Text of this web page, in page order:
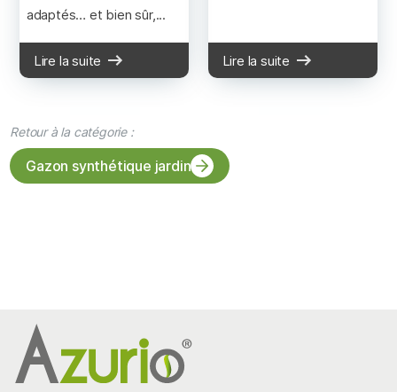
adaptés… et bien sûr,...
Lire la suite Lire la suite
Retour à la catégorie :
Gazon synthétique jardin